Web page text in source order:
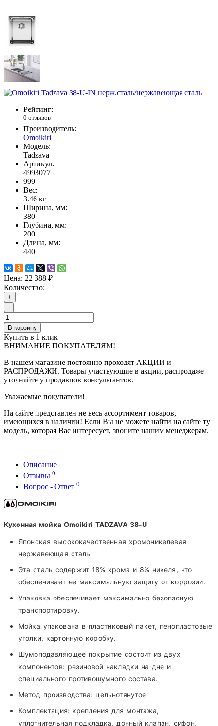
Рейтинг:
0 отзывов
Производитель:
Omoikiri
Модель:
Tadzava
Артикул:
4993077
999
Вес:
3.46 кг
Ширина, мм:
380
Глубина, мм:
200
Длина, мм:
440
Цена: 22 388 ₽
Количество:
+
-
В корзину
Купить в 1 клик
ВНИМАНИЕ ПОКУПАТЕЛЯМ!
В нашем магазине постоянно проходят АКЦИИ и
РАСПРОДАЖИ. Товары участвующие в акции, распродаже
уточняйте у продавцов-консультантов.
Уважаемые покупатели!
На сайте представлен не весь ассортимент товаров,
имеющихся в наличии! Если Вы не можете найти на сайте ту
модель, которая Вас интересует, звоните нашим менеджерам.
Описание
Отзывы 0
Вопрос - Ответ 0
Кухонная мойка Omoikiri TADZAVA 38-U
Японская высококачественная хромоникелевая
нержавеющая сталь.
Эта сталь содержит 18% хрома и 8% никеля, что
обеспечивает ее максимальную защиту от коррозии.
Упаковка обеспечивает максимально безопасную
транспортировку.
Мойка упакована в пластиковый пакет, пенопластовые
уголки, картонную коробку.
Шумоподавляющее покрытие состоит из двух
компонентов: резиновой накладки на дне и
специального противошумного состава.
Метод производства: цельнотянутое
Комплектация: крепления для монтажа,
уплотнительная подкладка, донный клапан, сифон,